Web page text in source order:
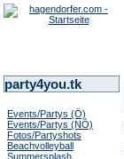
party4you.tk
Events/Partys (Ö)
Events/Partys (NÖ)
Fotos/Partyshots
Beachvolleyball
Summersplash